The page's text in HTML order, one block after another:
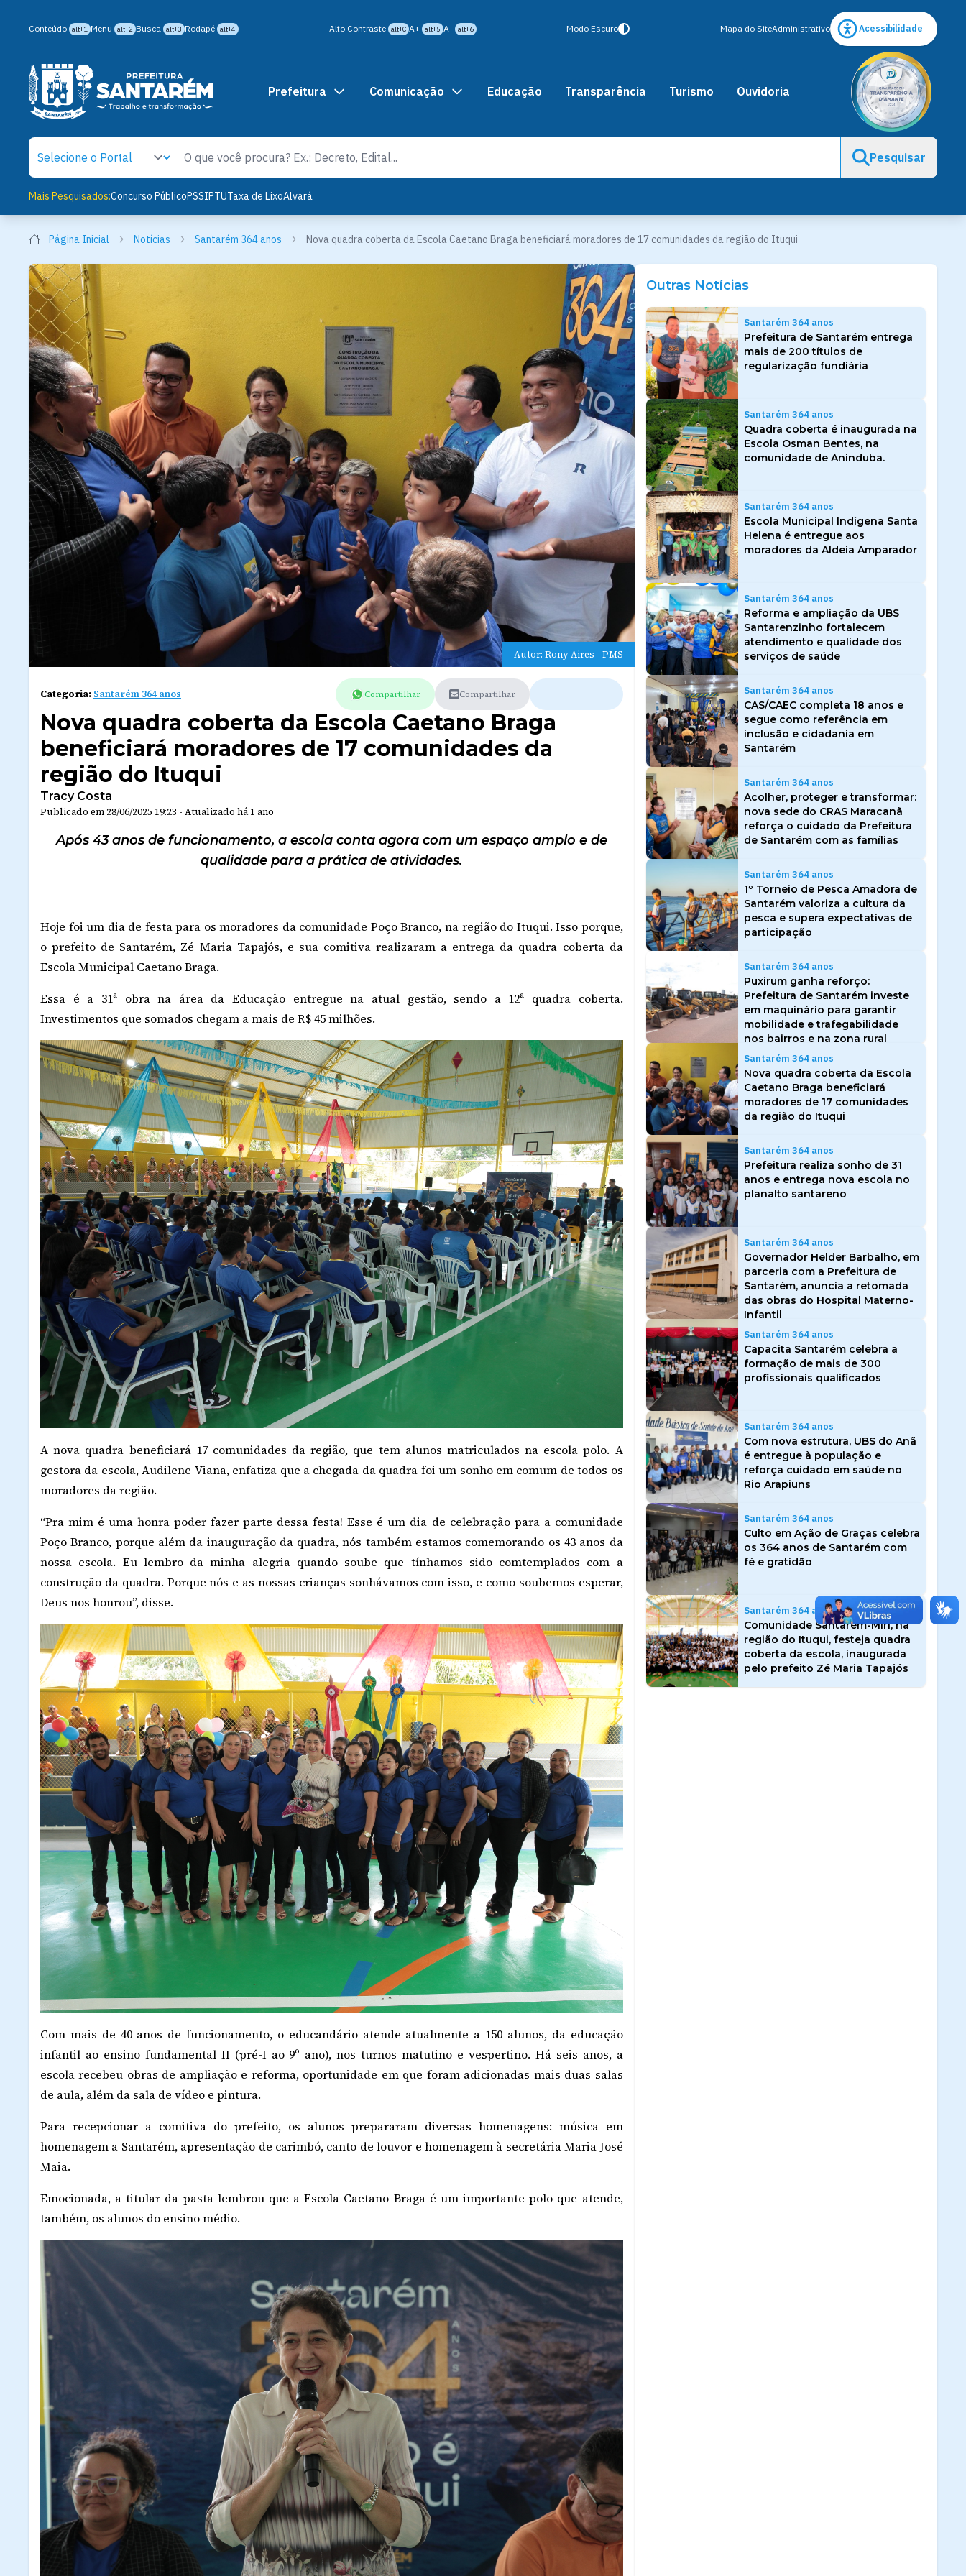
Conteúdo alt+1 Menu alt+2 Busca alt+3 Rodapé alt+4 Alto Contraste alt+C A+ alt+5 A- alt+6 Modo Escuro Mapa do SiteAdministrativo Acessibilidade
Prefeitura Comunicação Educação Transparência Turismo Ouvidoria
Pesquisar
Mais Pesquisados:Concurso PúblicoPSSIPTUTaxa de LixoAlvará
Página Inicial Notícias Santarém 364 anos Nova quadra coberta da Escola Caetano Braga beneficiará moradores de 17 comunidades da região do Ituqui
Autor: Rony Aires - PMS
Categoria: Santarém 364 anos Compartilhar Compartilhar
Nova quadra coberta da Escola Caetano Braga
beneficiará moradores de 17 comunidades da
região do Ituqui
Tracy Costa
Publicado em 28/06/2025 19:23 - Atualizado há 1 ano
Após 43 anos de funcionamento, a escola conta agora com um espaço amplo e de
qualidade para a prática de atividades.
Hoje foi um dia de festa para os moradores da comunidade Poço Branco, na região do Ituqui. Isso porque,
o prefeito de Santarém, Zé Maria Tapajós, e sua comitiva realizaram a entrega da quadra coberta da
Escola Municipal Caetano Braga.
Essa é a 31ª obra na área da Educação entregue na atual gestão, sendo a 12ª quadra coberta.
Investimentos que somados chegam a mais de R$ 45 milhões.
A nova quadra beneficiará 17 comunidades da região, que tem alunos matriculados na escola polo. A
gestora da escola, Audilene Viana, enfatiza que a chegada da quadra foi um sonho em comum de todos os
moradores da região.
“Pra mim é uma honra poder fazer parte dessa festa! Esse é um dia de celebração para a comunidade
Poço Branco, porque além da inauguração da quadra, nós também estamos comemorando os 43 anos da
nossa escola. Eu lembro da minha alegria quando soube que tínhamos sido comtemplados com a
construção da quadra. Porque nós e as nossas crianças sonhávamos com isso, e como soubemos esperar,
Deus nos honrou”, disse.
Com mais de 40 anos de funcionamento, o educandário atende atualmente a 150 alunos, da educação
infantil ao ensino fundamental II (pré-I ao 9º ano), nos turnos matutino e vespertino. Há seis anos, a
escola recebeu obras de ampliação e reforma, oportunidade em que foram adicionadas mais duas salas
de aula, além da sala de vídeo e pintura.
Para recepcionar a comitiva do prefeito, os alunos prepararam diversas homenagens: música em
homenagem a Santarém, apresentação de carimbó, canto de louvor e homenagem à secretária Maria José
Maia.
Emocionada, a titular da pasta lembrou que a Escola Caetano Braga é um importante polo que atende,
também, os alunos do ensino médio.
Outras Notícias
Santarém 364 anos
Prefeitura de Santarém entrega
mais de 200 títulos de
regularização fundiária
Santarém 364 anos
Quadra coberta é inaugurada na
Escola Osman Bentes, na
comunidade de Aninduba.
Santarém 364 anos
Escola Municipal Indígena Santa
Helena é entregue aos
moradores da Aldeia Amparador
Santarém 364 anos
Reforma e ampliação da UBS
Santarenzinho fortalecem
atendimento e qualidade dos
serviços de saúde
Santarém 364 anos
CAS/CAEC completa 18 anos e
segue como referência em
inclusão e cidadania em
Santarém
Santarém 364 anos
Acolher, proteger e transformar:
nova sede do CRAS Maracanã
reforça o cuidado da Prefeitura
de Santarém com as famílias
Santarém 364 anos
1º Torneio de Pesca Amadora de
Santarém valoriza a cultura da
pesca e supera expectativas de
participação
Santarém 364 anos
Puxirum ganha reforço:
Prefeitura de Santarém investe
em maquinário para garantir
mobilidade e trafegabilidade
nos bairros e na zona rural
Santarém 364 anos
Nova quadra coberta da Escola
Caetano Braga beneficiará
moradores de 17 comunidades
da região do Ituqui
Santarém 364 anos
Prefeitura realiza sonho de 31
anos e entrega nova escola no
planalto santareno
Santarém 364 anos
Governador Helder Barbalho, em
parceria com a Prefeitura de
Santarém, anuncia a retomada
das obras do Hospital Materno-
Infantil
Santarém 364 anos
Capacita Santarém celebra a
formação de mais de 300
profissionais qualificados
Santarém 364 anos
Com nova estrutura, UBS do Anã
é entregue à população e
reforça cuidado em saúde no
Rio Arapiuns
Santarém 364 anos
Culto em Ação de Graças celebra
os 364 anos de Santarém com
fé e gratidão
Santarém 364 anos
Comunidade Santarém-Miri, na
região do Ituqui, festeja quadra
coberta da escola, inaugurada
pelo prefeito Zé Maria Tapajós